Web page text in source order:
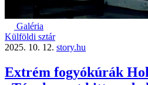
Galéria
Külföldi sztár
2025. 10. 12. story.hu
Extrém fogyókúrák